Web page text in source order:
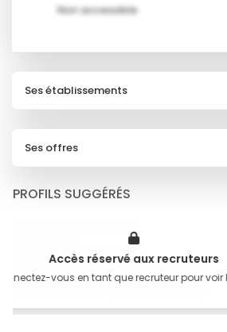
Non accessible
Ses établissements
Ses offres
PROFILS SUGGÉRÉS
Accès réservé aux recruteurs
vous en tant que recruteur pour voir